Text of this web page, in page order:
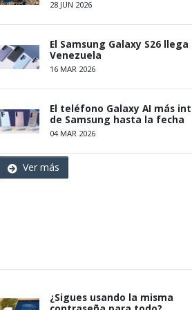
28 JUN 2026
El Samsung Galaxy S26 llega
Venezuela
16 MAR 2026
El teléfono Galaxy AI más
de Samsung hasta la fecha
04 MAR 2026
Ver más
¿Sigues usando la misma